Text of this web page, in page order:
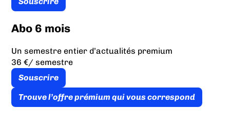
Abo 6 mois
Un semestre entier d’actualités premium
36 €/ semestre
Souscrire
Trouve l’offre prémium qui vous correspond